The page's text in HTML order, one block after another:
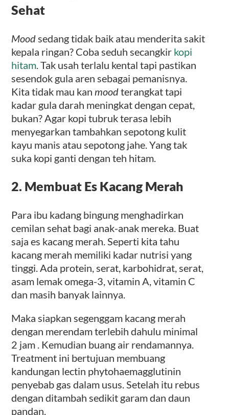
Sehat
Moodsedang tidak baik atau menderita sakit
kepala ringan? Coba seduh secangkir kopi
hitam. Tak usah terlalu kental tapi pastikan
sesendok gula aren sebagai pemanisnya.
Kita tidak mau kanmoodterangkat tapi
kadar gula darah meningkat dengan cepat,
bukan? Agar kopi tubruk terasa lebih
menyegarkan tambahkan sepotong kulit
kayu manis atau sepotong jahe. Yang tak
suka kopi ganti dengan teh hitam.
2. Membuat Es Kacang Merah
Para ibu kadang bingung menghadirkan
cemilan sehat bagi anak-anak mereka. Buat
saja es kacang merah. Seperti kita tahu
kacang merah memiliki kadar nutrisi yang
tinggi. Ada protein, serat, karbohidrat, serat,
asam lemak omega-3, vitamin A, vitamin C
dan masih banyak lainnya.
Maka siapkan segenggam kacang merah
dengan merendam terlebih dahulu minimal
2 jam . Kemudian buang air rendamannya.
Treatment ini bertujuan membuang
kandungan lectin phytohaemagglutinin
penyebab gas dalam usus. Setelah itu rebus
dengan ditambah sedikit garam dan daun
pandan.